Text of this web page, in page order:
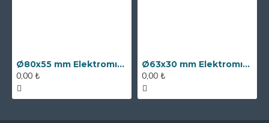
Ø80x55 mm Elektromıknatıs - 250 kg Çekim Gücü
0,00 ₺
Ø63x30 mm Elektromıknatıs - 100 kg Çekim Gücü
0,00 ₺